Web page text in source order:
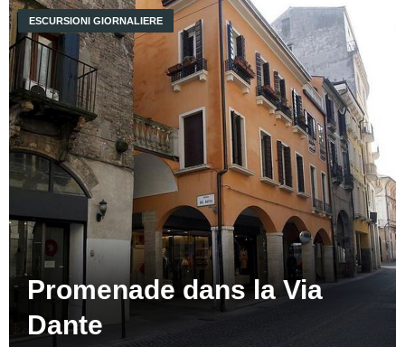
Promenade dans la Via
Dante
ESCURSIONI GIORNALIERE